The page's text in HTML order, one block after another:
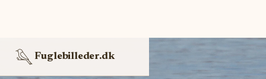
Fuglebilleder.dk